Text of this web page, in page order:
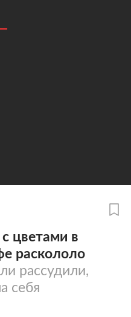
цветами в
раскололо
рассудили,
себя